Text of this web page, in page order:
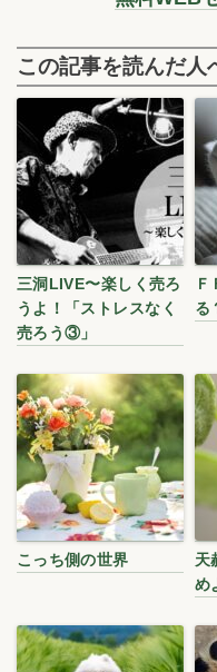
この記事を読んだ人
三洞LIVE〜楽しく売ろ
うよ！「ストレスなく
売ろう③」
る
こっち側の世界
天
め